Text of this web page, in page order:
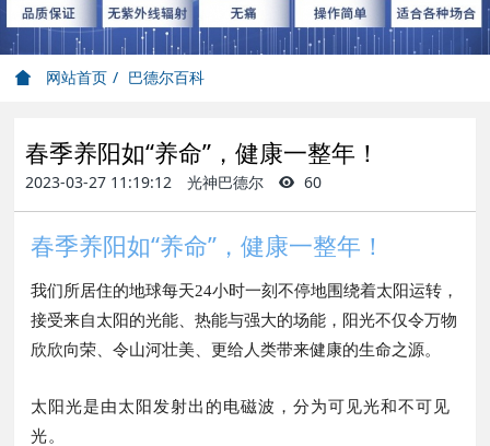
网站首页 巴德尔百科
春季养阳如“养命”，健康一整年！
2023-03-27 11:19:12 光神巴德尔 60
春季养阳如“养命”，健康一整年！
我们所居住的地球每天24小时一刻不停地围绕着太阳运转，
接受来自太阳的光能、热能与强大的场能，阳光不仅令万物
欣欣向荣、令山河壮美、更给人类带来健康的生命之源。
太阳光是由太阳发射出的电磁波，分为可见光和不可见
光。